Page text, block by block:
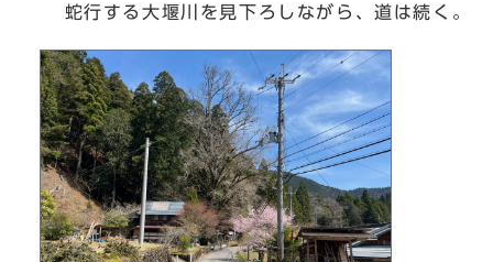
蛇行する大堰川を見下ろしながら、道は続く。